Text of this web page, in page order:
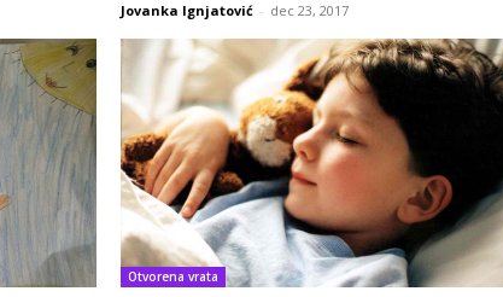
Jovanka Ignjatović - dec 23, 2017
Otvorena vrata